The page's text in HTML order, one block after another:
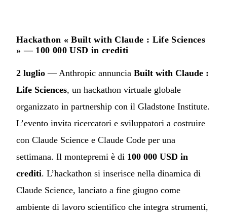
Hackathon « Built with Claude : Life Sciences
» — 100 000 USD in crediti
2 luglio — Anthropic annuncia Built with Claude :
Life Sciences, un hackathon virtuale globale
organizzato in partnership con il Gladstone Institute.
L’evento invita ricercatori e sviluppatori a costruire
con Claude Science e Claude Code per una
settimana. Il montepremi è di 100 000 USD in
crediti. L’hackathon si inserisce nella dinamica di
Claude Science, lanciato a fine giugno come
ambiente di lavoro scientifico che integra strumenti,